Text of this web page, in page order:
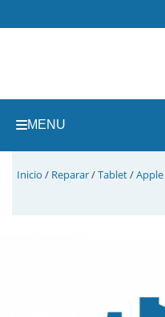
al
MENU
Inicio / Reparar/Tablet/Apple